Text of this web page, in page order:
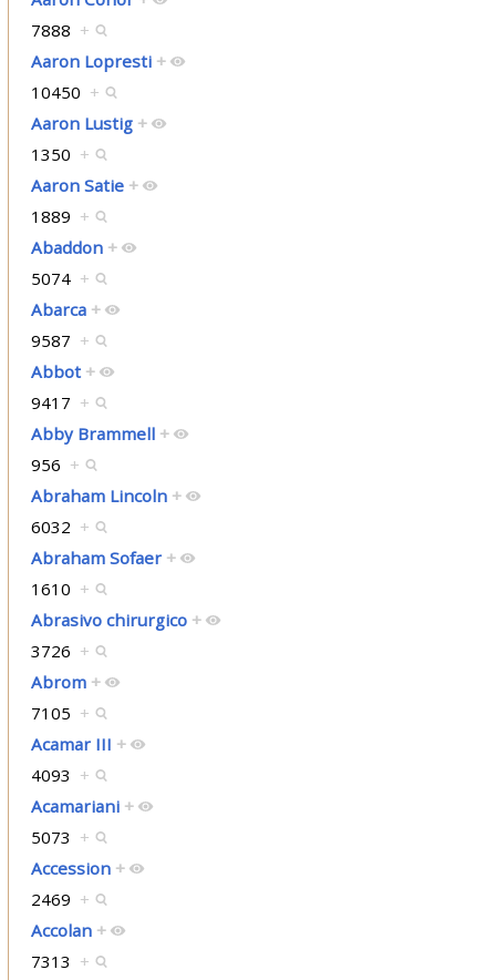
7888 +
Aaron Lopresti +
10450 +
Aaron Lustig +
1350 +
Aaron Satie +
1889 +
Abaddon +
5074 +
Abarca +
9587 +
Abbot +
9417 +
Abby Brammell +
956 +
Abraham Lincoln +
6032 +
Abraham Sofaer +
1610 +
Abrasivo chirurgico +
3726 +
Abrom +
7105 +
Acamar III +
4093 +
Acamariani +
5073 +
Accession +
2469 +
Accolan +
7313 +